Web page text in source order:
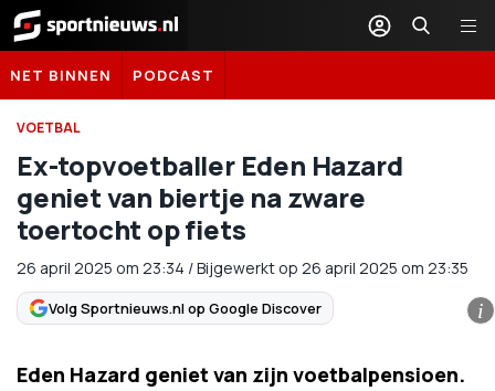
Sportnieuws.nl
NET BINNEN PODCAST
VOETBAL
Ex-topvoetballer Eden Hazard
geniet van biertje na zware
toertocht op fiets
26 april 2025 om 23:34 /Bijgewerkt op 26 april 2025 om 23:35
Volg Sportnieuws.nl op Google Discover i
Eden Hazard geniet van zijn voetbalpensioen.